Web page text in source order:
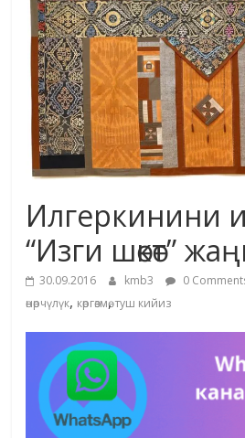
маданияты
жана
адабияты
Илгеркинини
“Изги шөкөт”
30.09.2016 kmb3 0
өнөрчүлүк, көргөзмө,туш кийиз